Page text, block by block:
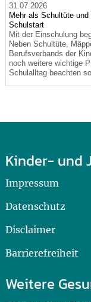
31.07.2026
Mehr als Schultüte
Schulstart
Mit der Einschulung
Neben Schultüte,
Berufsverbands der
noch weitere wichtige
Schulalltag beachten
Kinder- und
Impressum
Datenschutz
Disclaimer
Barrierefreiheit
Weitere